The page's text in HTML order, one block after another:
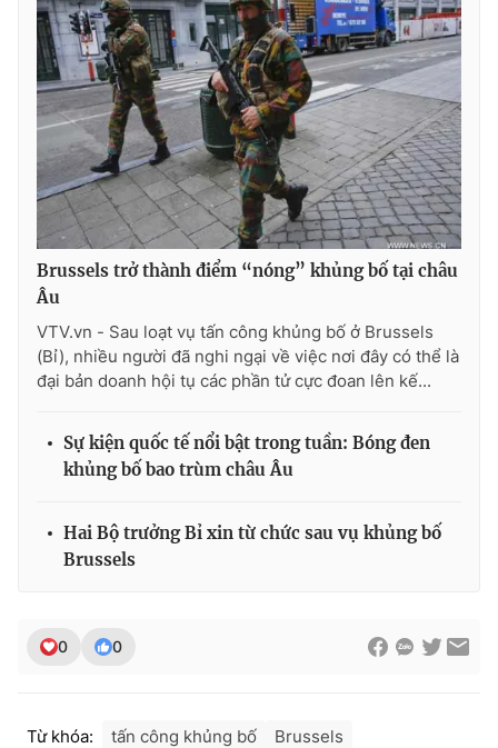
Hitech Công nghệ tương lai
Sản phẩm
Thị trường
Tư vấn
Giao lưu trực tuyến
Lịch phát sóng
Chuyên mục khác
Emagazine Podcast
Photo Infographic
Video Shorts video
VTV Sức khoẻ Bất động sản
Thị trường 24h Tấm lòng Việt
VTV9
Liên hệ tòa soạn English
Brussels trở thành điểm “nóng” khủng bố tại châu
Âu
VTV.vn - Sau loạt vụ tấn công khủng bố ở Brussels
(Bỉ), nhiều người đã nghi ngại về việc nơi đây có thể là
đại bản doanh hội tụ các phần tử cực đoan lên kế...
Sự kiện quốc tế nổi bật trong tuần: Bóng đen
khủng bố bao trùm châu Âu
Hai Bộ trưởng Bỉ xin từ chức sau vụ khủng bố
Brussels
0 0
Từ khóa: tấn công khủng bố
Brussels